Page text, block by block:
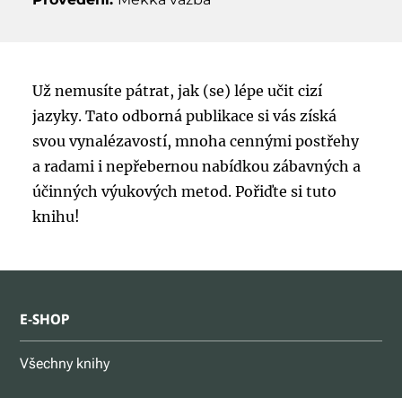
Už nemusíte pátrat, jak (se) lépe učit cizí
jazyky. Tato odborná publikace si vás získá
svou vynalézavostí, mnoha cennými postřehy
a radami i nepřebernou nabídkou zábavných a
účinných výukových metod. Pořiďte si tuto
knihu!
E-SHOP
Všechny knihy